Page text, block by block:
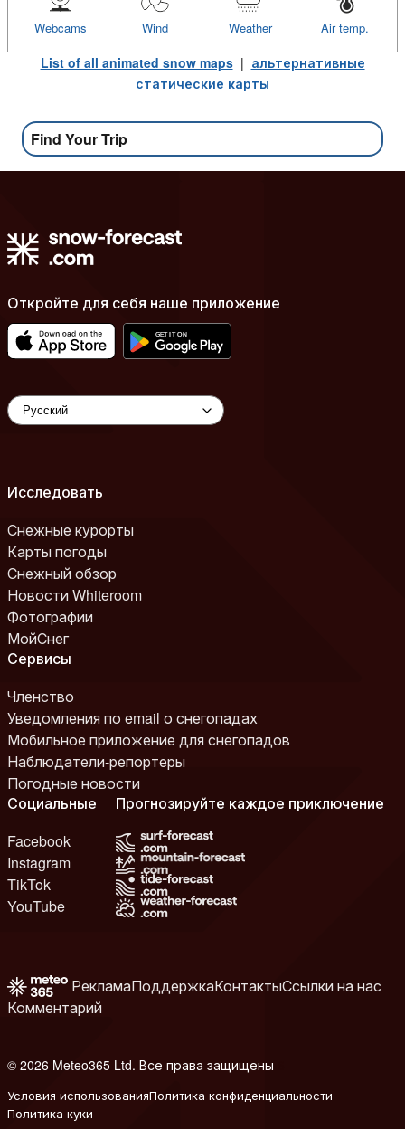
Air temp.
Weather
Wind
Webcams
List of all animated snow maps| альтернативные
статические карты
Find Your Trip
Откройте для себя наше приложение
Исследовать
Снежные курорты
Карты погоды
Снежный обзор
Новости Whiteroom
Фотографии
МойСнег
Сервисы
Членство
Уведомления по email о снегопадах
Мобильное приложение для снегопадов
Наблюдатели-репортеры
Погодные новости
Социальные
Facebook
Instagram
TikTok
YouTube
Прогнозируйте каждое приключение
РекламаПоддержкаКонтактыСсылки на нас
Комментарий
© 2026 Meteo365 Ltd. Все права защищены
Условия использованияПолитика конфиденциальности
Политика куки